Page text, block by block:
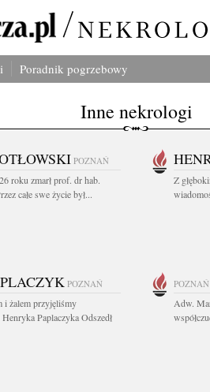
Poradnik pogrzebowy
Inne nekrologi
POZNAŃ
roku zmarł prof. dr hab.
całe swe życie był...
Z
POZNAŃ
i żalem przyjęliśmy
Paplaczyka Odszedł
POZNAŃ
Adw.